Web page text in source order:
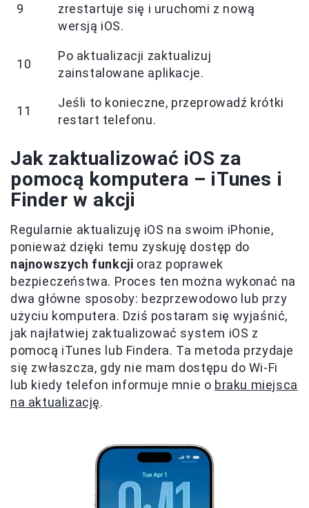
9
zrestartuje się i uruchomi z nową
wersją iOS.
10
Po aktualizacji zaktualizuj
zainstalowane aplikacje.
11
Jeśli to konieczne, przeprowadź krótki
restart telefonu.
Jak zaktualizować iOS za
pomocą komputera – iTunes i
Finder w akcji
Regularnie aktualizuję iOS na swoim iPhonie,
ponieważ dzięki temu zyskuję dostęp do
najnowszych funkcji oraz poprawek
bezpieczeństwa. Proces ten można wykonać na
dwa główne sposoby: bezprzewodowo lub przy
użyciu komputera. Dziś postaram się wyjaśnić,
jak najłatwiej zaktualizować system iOS z
pomocą iTunes lub Findera. Ta metoda przydaje
się zwłaszcza, gdy nie mam dostępu do Wi-Fi
lub kiedy telefon informuje mnie o braku miejsca
na aktualizację.